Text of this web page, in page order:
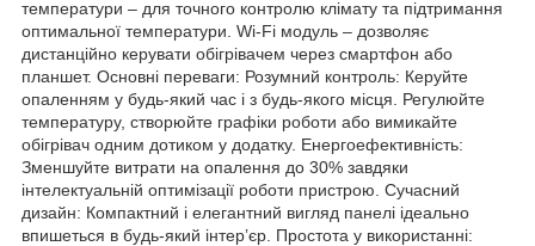
температури – для точного контролю клімату та підтримання
оптимальної температури. Wi-Fi модуль – дозволяє
дистанційно керувати обігрівачем через смартфон або
планшет. Основні переваги: Розумний контроль: Керуйте
опаленням у будь-який час і з будь-якого місця. Регулюйте
температуру, створюйте графіки роботи або вимикайте
обігрівач одним дотиком у додатку. Енергоефективність:
Зменшуйте витрати на опалення до 30% завдяки
інтелектуальній оптимізації роботи пристрою. Сучасний
дизайн: Компактний і елегантний вигляд панелі ідеально
впишеться в будь-який інтер’єр. Простота у використанні: